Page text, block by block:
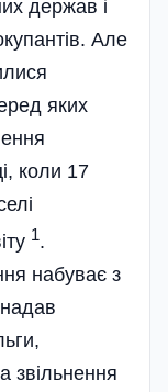
держав і
Але
яких
коли 17
1.
набуває з
звільнення